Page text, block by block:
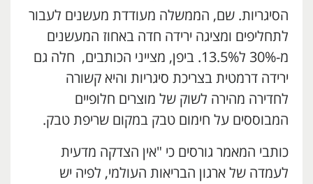
הסיגריות. שם, הממשלה מעודדת מעשנים לעבור
לתחליפים ומציגה ירידה חדה באחוז המעשנים
מ-30% ל13.5%. ביפן, מצייני הכותבים, חלה גם
ירידה דרמטית בצריכת סיגריות והיא קשורה
לחדירה מהירה לשוק של מוצרים חלופיים
המבוססים על חימום טבק במקום שריפת טבק.
כותבי המאמר גורסים כי "אין הצדקה מדעית
לעמדה של ארגון הבריאות העולמי, לפיה יש